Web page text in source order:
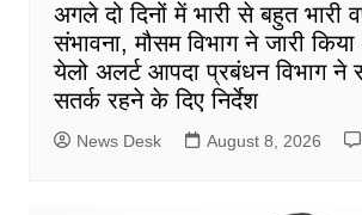
अगले दो दिनों में भारी से बहुत भारी
संभावना, मौसम विभाग ने जारी
येलो अलर्ट आपदा प्रबंधन विभाग ने
सतर्क रहने के दिए निर्देश
News Desk August 8, 2026